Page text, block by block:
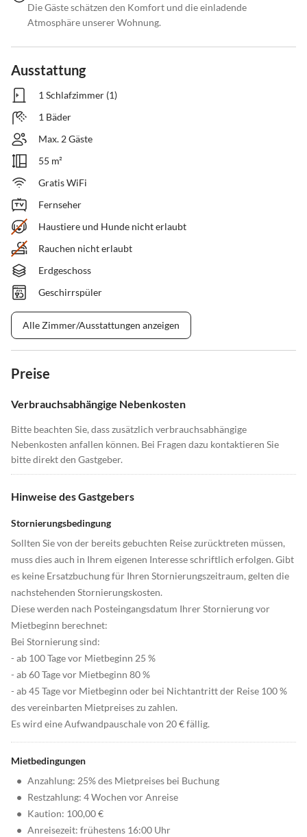
Die Gäste schätzen den Komfort und die einladende
Atmosphäre unserer Wohnung.
Ausstattung
1 Schlafzimmer (1)
1 Bäder
Max. 2 Gäste
55 m²
Gratis WiFi
Fernseher
Haustiere und Hunde nicht erlaubt
Rauchen nicht erlaubt
Erdgeschoss
Geschirrspüler
Alle Zimmer/Ausstattungen anzeigen
Preise
Verbrauchsabhängige Nebenkosten
Bitte beachten Sie, dass zusätzlich verbrauchsabhängige
Nebenkosten anfallen können. Bei Fragen dazu kontaktieren Sie
bitte direkt den Gastgeber.
Hinweise des Gastgebers
Stornierungsbedingung
Sollten Sie von der bereits gebuchten Reise zurücktreten müssen,
muss dies auch in Ihrem eigenen Interesse schriftlich erfolgen. Gibt
es keine Ersatzbuchung für Ihren Stornierungszeitraum, gelten die
nachstehenden Stornierungskosten.
Diese werden nach Posteingangsdatum Ihrer Stornierung vor
Mietbeginn berechnet:
Bei Stornierung sind:
- ab 100 Tage vor Mietbeginn 25 %
- ab 60 Tage vor Mietbeginn 80 %
- ab 45 Tage vor Mietbeginn oder bei Nichtantritt der Reise 100 %
des vereinbarten Mietpreises zu zahlen.
Es wird eine Aufwandpauschale von 20 € fällig.
Mietbedingungen
• Anzahlung: 25% des Mietpreises bei Buchung
• Restzahlung: 4 Wochen vor Anreise
• Kaution: 100,00 €
• Anreisezeit: frühestens 16:00 Uhr